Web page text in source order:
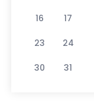
16 17
23 24
30 31